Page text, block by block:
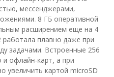
мессенджерами,
8 ГБ оперативной
расширением еще на 4
плавно даже при
задачами. Встроенные 256
офлайн-карт, а при
увеличить картой microSD